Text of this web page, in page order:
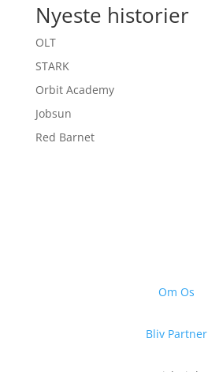
Nyeste historier
OLT
STARK
Orbit Academy
Jobsun
Red Barnet
Om Os
Bliv Partner